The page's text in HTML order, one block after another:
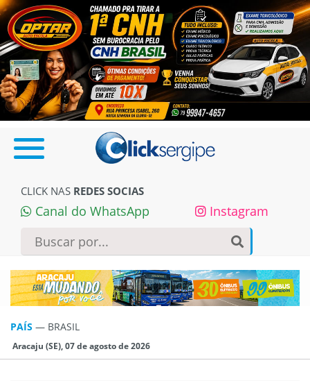
CLICK NAS REDES SOCIAS
Canal do WhatsApp Instagram
PAÍS — BRASIL
Aracaju (SE), 07 de agosto de 2026